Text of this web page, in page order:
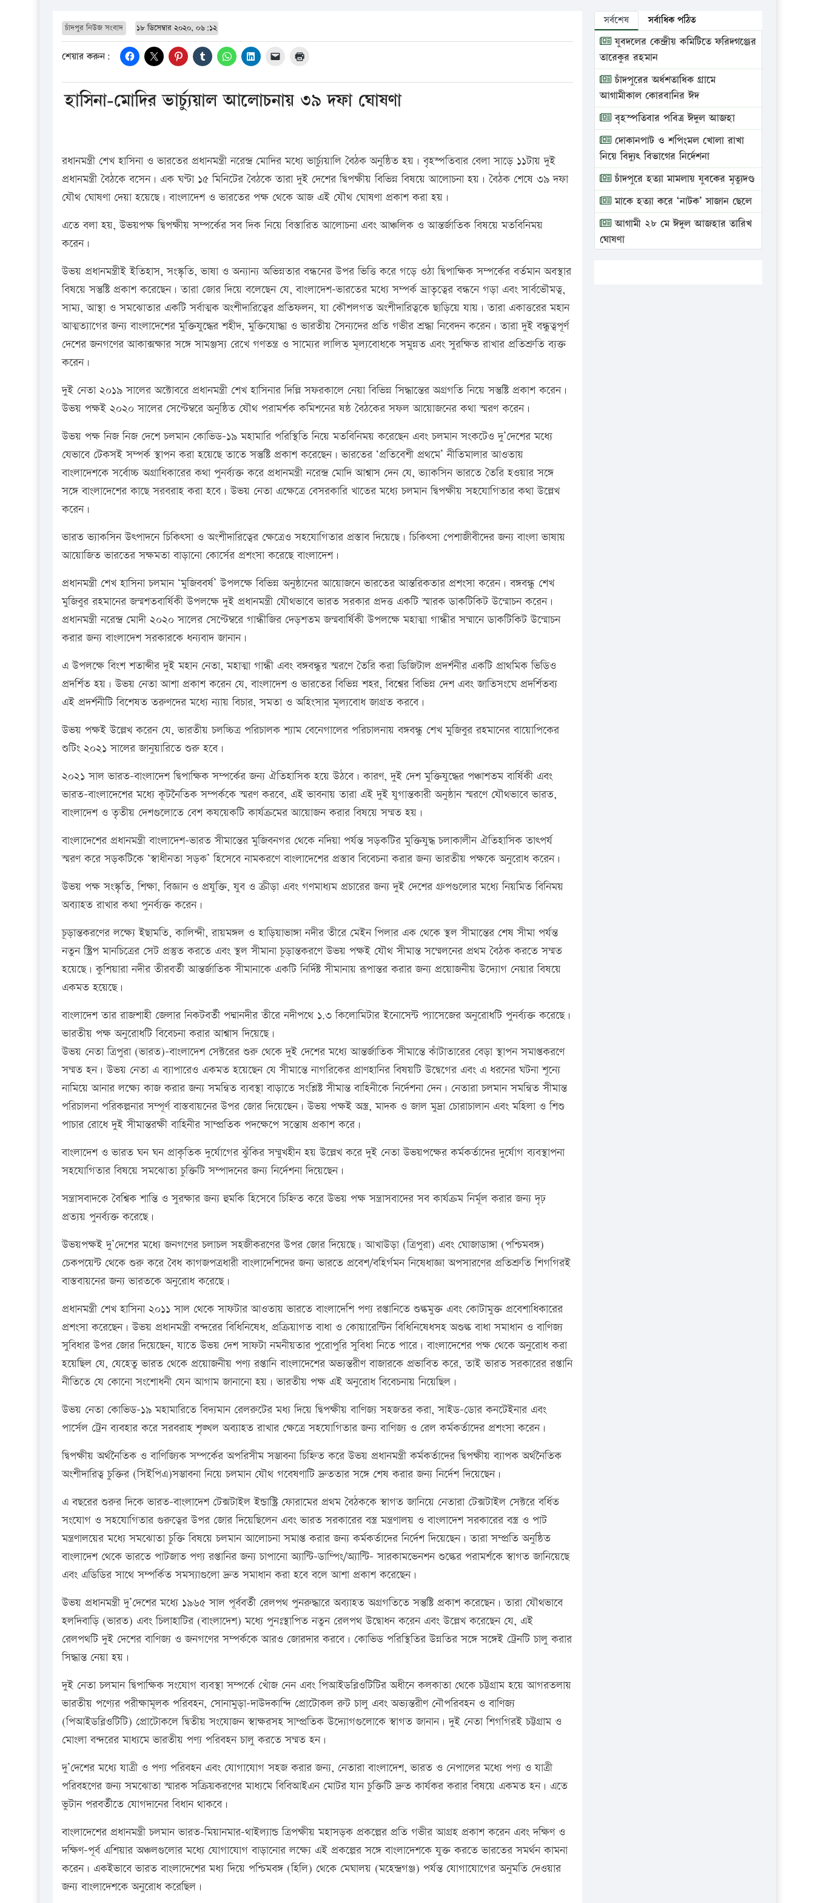
চাঁদপুর নিউজ সংবাদ ১৮ ডিসেম্বার ২০২০, ০৬:১২
শেয়ার করুন:
হাসিনা-মোদির ভার্চ্যুয়াল আলোচনায় ৩৯ দফা ঘোষণা
রধানমন্ত্রী শেখ হাসিনা ও ভারতের প্রধানমন্ত্রী নরেন্দ্র মোদির মধ্যে ভার্চ্যুয়ালি বৈঠক অনুষ্ঠিত হয়। বৃহস্পতিবার বেলা সাড়ে ১১টায় দুই
প্রধানমন্ত্রী বৈঠকে বসেন। এক ঘণ্টা ১৫ মিনিটের বৈঠকে তারা দুই দেশের দ্বিপক্ষীয় বিভিন্ন বিষয়ে আলোচনা হয়। বৈঠক শেষে ৩৯ দফা
যৌথ ঘোষণা দেয়া হয়েছে। বাংলাদেশ ও ভারতের পক্ষ থেকে আজ এই যৌথ ঘোষণা প্রকাশ করা হয়।
এতে বলা হয়, উভয়পক্ষ দ্বিপক্ষীয় সম্পর্কের সব দিক নিয়ে বিস্তারিত আলোচনা এবং আঞ্চলিক ও আন্তর্জাতিক বিষয়ে মতবিনিময়
করেন।
উভয় প্রধানমন্ত্রীই ইতিহাস, সংস্কৃতি, ভাষা ও অন্যান্য অভিন্নতার বন্ধনের উপর ভিত্তি করে গড়ে ওঠা দ্বিপাক্ষিক সম্পর্কের বর্তমান অবস্থার
বিষয়ে সন্তুষ্টি প্রকাশ করেছেন। তারা জোর দিয়ে বলেছেন যে, বাংলাদেশ-ভারতের মধ্যে সম্পর্ক ভ্রাতৃত্বের বন্ধনে গড়া এবং সার্বভৌমত্ব,
সাম্য, আস্থা ও সমঝোতার একটি সর্বাত্মক অংশীদারিত্বের প্রতিফলন, যা কৌশলগত অংশীদারিত্বকে ছাড়িয়ে যায়। তারা একাত্তরের মহান
আত্মত্যাগের জন্য বাংলাদেশের মুক্তিযুদ্ধের শহীদ, মুক্তিযোদ্ধা ও ভারতীয় সৈন্যদের প্রতি গভীর শ্রদ্ধা নিবেদন করেন। তারা দুই বন্ধুত্বপূর্ণ
দেশের জনগণের আকাক্সক্ষার সঙ্গে সামঞ্জস্য রেখে গণতন্ত্র ও সাম্যের লালিত মূল্যবোধকে সমুন্নত এবং সুরক্ষিত রাখার প্রতিশ্রুতি ব্যক্ত
করেন।
দুই নেতা ২০১৯ সালের অক্টোবরে প্রধানমন্ত্রী শেখ হাসিনার দিল্লি সফরকালে নেয়া বিভিন্ন সিদ্ধান্তের অগ্রগতি নিয়ে সন্তুষ্টি প্রকাশ করেন।
উভয় পক্ষই ২০২০ সালের সেপ্টেম্বরে অনুষ্ঠিত যৌথ পরামর্শক কমিশনের ষষ্ঠ বৈঠকের সফল আয়োজনের কথা স্মরণ করেন।
উভয় পক্ষ নিজ নিজ দেশে চলমান কোভিড-১৯ মহামারি পরিস্থিতি নিয়ে মতবিনিময় করেছেন এবং চলমান সংকটেও দু’দেশের মধ্যে
যেভাবে টেকসই সম্পর্ক স্থাপন করা হয়েছে তাতে সন্তুষ্টি প্রকাশ করেছেন। ভারতের ‘প্রতিবেশী প্রথমে’ নীতিমালার আওতায়
বাংলাদেশকে সর্বোচ্চ অগ্রাধিকারের কথা পুনর্ব্যক্ত করে প্রধানমন্ত্রী নরেন্দ্র মোদি আশ্বাস দেন যে, ভ্যাকসিন ভারতে তৈরি হওয়ার সঙ্গে
সঙ্গে বাংলাদেশের কাছে সরবরাহ করা হবে। উভয় নেতা এক্ষেত্রে বেসরকারি খাতের মধ্যে চলমান দ্বিপক্ষীয় সহযোগিতার কথা উল্লেখ
করেন।
ভারত ভ্যাকসিন উৎপাদনে চিকিৎসা ও অংশীদারিত্বের ক্ষেত্রেও সহযোগিতার প্রস্তাব দিয়েছে। চিকিৎসা পেশাজীবীদের জন্য বাংলা ভাষায়
আয়োজিত ভারতের সক্ষমতা বাড়ানো কোর্সের প্রশংসা করেছে বাংলাদেশ।
প্রধানমন্ত্রী শেখ হাসিনা চলমান ‘মুজিববর্ষ’ উপলক্ষে বিভিন্ন অনুষ্ঠানের আয়োজনে ভারতের আন্তরিকতার প্রশংসা করেন। বঙ্গবন্ধু শেখ
মুজিবুর রহমানের জন্মশতবার্ষিকী উপলক্ষে দুই প্রধানমন্ত্রী যৌথভাবে ভারত সরকার প্রদত্ত একটি স্মারক ডাকটিকিট উন্মোচন করেন।
প্রধানমন্ত্রী নরেন্দ্র মোদী ২০২০ সালের সেপ্টেম্বরে গান্ধীজির দেড়শতম জন্মবার্ষিকী উপলক্ষে মহাত্মা গান্ধীর সম্মানে ডাকটিকিট উন্মোচন
করার জন্য বাংলাদেশ সরকারকে ধন্যবাদ জানান।
এ উপলক্ষে বিংশ শতাব্দীর দুই মহান নেতা, মহাত্মা গান্ধী এবং বঙ্গবন্ধুর স্মরণে তৈরি করা ডিজিটাল প্রদর্শনীর একটি প্রাথমিক ভিডিও
প্রদর্শিত হয়। উভয় নেতা আশা প্রকাশ করেন যে, বাংলাদেশ ও ভারতের বিভিন্ন শহর, বিশ্বের বিভিন্ন দেশ এবং জাতিসংঘে প্রদর্শিতব্য
এই প্রদর্শনীটি বিশেষত তরুণদের মধ্যে ন্যায় বিচার, সমতা ও অহিংসার মূল্যবোধ জাগ্রত করবে।
উভয় পক্ষই উল্লেখ করেন যে, ভারতীয় চলচ্চিত্র পরিচালক শ্যাম বেনেগালের পরিচালনায় বঙ্গবন্ধু শেখ মুজিবুর রহমানের বায়োপিকের
শুটিং ২০২১ সালের জানুয়ারিতে শুরু হবে।
২০২১ সাল ভারত-বাংলাদেশ দ্বিপাক্ষিক সম্পর্কের জন্য ঐতিহাসিক হয়ে উঠবে। কারণ, দুই দেশ মুক্তিযুদ্ধের পঞ্চাশতম বার্ষিকী এবং
ভারত-বাংলাদেশের মধ্যে কূটনৈতিক সম্পর্ককে স্মরণ করবে, এই ভাবনায় তারা এই দুই যুগান্তকারী অনুষ্ঠান স্মরণে যৌথভাবে ভারত,
বাংলাদেশ ও তৃতীয় দেশগুলোতে বেশ কযয়েকটি কার্যক্রমের আয়োজন করার বিষয়ে সম্মত হয়।
বাংলাদেশের প্রধানমন্ত্রী বাংলাদেশ-ভারত সীমান্তের মুজিবনগর থেকে নদিয়া পর্যন্ত সড়কটির মুক্তিযুদ্ধ চলাকালীন ঐতিহাসিক তাৎপর্য
স্মরণ করে সড়কটিকে ‘স্বাধীনতা সড়ক’ হিসেবে নামকরণে বাংলাদেশের প্রস্তাব বিবেচনা করার জন্য ভারতীয় পক্ষকে অনুরোধ করেন।
উভয় পক্ষ সংস্কৃতি, শিক্ষা, বিজ্ঞান ও প্রযুক্তি, যুব ও ক্রীড়া এবং গণমাধ্যম প্রচারের জন্য দুই দেশের গ্রুপগুলোর মধ্যে নিয়মিত বিনিময়
অব্যাহত রাখার কথা পুনর্ব্যক্ত করেন।
চূড়ান্তকরণের লক্ষ্যে ইছামতি, কালিন্দী, রায়মঙ্গল ও হাড়িয়াভাঙ্গা নদীর তীরে মেইন পিলার এক থেকে স্থল সীমান্তের শেষ সীমা পর্যন্ত
নতুন স্ট্রিপ মানচিত্রের সেট প্রস্তুত করতে এবং স্থল সীমানা চূড়ান্তকরণে উভয় পক্ষই যৌথ সীমান্ত সম্মেলনের প্রথম বৈঠক করতে সম্মত
হয়েছে। কুশিয়ারা নদীর তীরবর্তী আন্তর্জাতিক সীমানাকে একটি নির্দিষ্ট সীমানায় রূপান্তর করার জন্য প্রয়োজনীয় উদ্যোগ নেয়ার বিষয়ে
একমত হয়েছে।
বাংলাদেশ তার রাজশাহী জেলার নিকটবর্তী পদ্মানদীর তীরে নদীপথে ১.৩ কিলোমিটার ইনোসেন্ট প্যাসেজের অনুরোধটি পুনর্ব্যক্ত করেছে।
ভারতীয় পক্ষ অনুরোধটি বিবেচনা করার আশ্বাস দিয়েছে।
উভয় নেতা ত্রিপুরা (ভারত)-বাংলাদেশ সেক্টরের শুরু থেকে দুই দেশের মধ্যে আন্তর্জাতিক সীমান্তে কাঁটাতারের বেড়া স্থাপন সমাপ্তকরণে
সম্মত হন। উভয় নেতা এ ব্যাপারেও একমত হয়েছেন যে সীমান্তে নাগরিকের প্রাণহানির বিষয়টি উদ্বেগের এবং এ ধরনের ঘটনা শূন্যে
নামিয়ে আনার লক্ষ্যে কাজ করার জন্য সমন্বিত ব্যবস্থা বাড়াতে সংশ্লিষ্ট সীমান্ত বাহিনীকে নির্দেশনা দেন। নেতারা চলমান সমন্বিত সীমান্ত
পরিচালনা পরিকল্পনার সম্পূর্ণ বাস্তবায়নের উপর জোর দিয়েছেন। উভয় পক্ষই অস্ত্র, মাদক ও জাল মুদ্রা চোরাচালান এবং মহিলা ও শিশু
পাচার রোধে দুই সীমান্তরক্ষী বাহিনীর সাম্প্রতিক পদক্ষেপে সন্তোষ প্রকাশ করে।
বাংলাদেশ ও ভারত ঘন ঘন প্রাকৃতিক দুর্যোগের ঝুঁকির সম্মুখহীন হয় উল্লেখ করে দুই নেতা উভয়পক্ষের কর্মকর্তাদের দুর্যোগ ব্যবস্থাপনা
সহযোগিতার বিষয়ে সমঝোতা চুক্তিটি সম্পাদনের জন্য নির্দেশনা দিয়েছেন।
সন্ত্রাসবাদকে বৈশ্বিক শান্তি ও সুরক্ষার জন্য হুমকি হিসেবে চিহ্নিত করে উভয় পক্ষ সন্ত্রাসবাদের সব কার্যক্রম নির্মূল করার জন্য দৃঢ়
প্রত্যয় পুনর্ব্যক্ত করেছে।
উভয়পক্ষই দু’দেশের মধ্যে জনগণের চলাচল সহজীকরণের উপর জোর দিয়েছে। আখাউড়া (ত্রিপুরা) এবং ঘোজাডাঙ্গা (পশ্চিমবঙ্গ)
চেকপয়েন্ট থেকে শুরু করে বৈধ কাগজপত্রধারী বাংলাদেশিদের জন্য ভারতে প্রবেশ/বহির্গমন নিষেধাজ্ঞা অপসারণের প্রতিশ্রুতি শিগগিরই
বাস্তবায়নের জন্য ভারতকে অনুরোধ করেছে।
প্রধানমন্ত্রী শেখ হাসিনা ২০১১ সাল থেকে সাফটার আওতায় ভারতে বাংলাদেশি পণ্য রপ্তানিতে শুল্কমুক্ত এবং কোটামুক্ত প্রবেশাধিকারের
প্রশংসা করেছেন। উভয় প্রধানমন্ত্রী বন্দরের বিধিনিষেধ, প্রক্রিয়াগত বাধা ও কোয়ারেন্টিন বিধিনিষেধসহ অশুল্ক বাধা সমাধান ও বাণিজ্য
সুবিধার উপর জোর দিয়েছেন, যাতে উভয় দেশ সাফটা নমনীয়তার পুরোপুরি সুবিধা নিতে পারে। বাংলাদেশের পক্ষ থেকে অনুরোধ করা
হয়েছিল যে, যেহেতু ভারত থেকে প্রয়োজনীয় পণ্য রপ্তানি বাংলাদেশের অভ্যন্তরীণ বাজারকে প্রভাবিত করে, তাই ভারত সরকারের রপ্তানি
নীতিতে যে কোনো সংশোধনী যেন আগাম জানানো হয়। ভারতীয় পক্ষ এই অনুরোধ বিবেচনায় নিয়েছিল।
উভয় নেতা কোভিড-১৯ মহামারিতে বিদ্যমান রেলরুটের মধ্য দিয়ে দ্বিপক্ষীয় বাণিজ্য সহজতর করা, সাইড-ডোর কনটেইনার এবং
পার্সেল ট্রেন ব্যবহার করে সরবরাহ শৃঙ্খল অব্যাহত রাখার ক্ষেত্রে সহযোগিতার জন্য বাণিজ্য ও রেল কর্মকর্তাদের প্রশংসা করেন।
দ্বিপক্ষীয় অর্থনৈতিক ও বাণিজ্যিক সম্পর্কের অপরিসীম সম্ভাবনা চিহ্নিত করে উভয় প্রধানমন্ত্রী কর্মকর্তাদের দ্বিপক্ষীয় ব্যাপক অর্থনৈতিক
অংশীদারিত্ব চুক্তির (সিইপিএ)সম্ভাবনা নিয়ে চলমান যৌথ গবেষণাটি দ্রুততার সঙ্গে শেষ করার জন্য নির্দেশ দিয়েছেন।
এ বছরের শুরুর দিকে ভারত-বাংলাদেশ টেক্সটাইল ইন্ডাস্ট্রি ফোরামের প্রথম বৈঠককে স্বাগত জানিয়ে নেতারা টেক্সটাইল সেক্টরে বর্ধিত
সংযোগ ও সহযোগিতার গুরুত্বের উপর জোর দিয়েছিলেন এবং ভারত সরকারের বস্ত্র মন্ত্রণালয় ও বাংলাদেশ সরকারের বস্ত্র ও পাট
মন্ত্রণালয়ের মধ্যে সমঝোতা চুক্তি বিষয়ে চলমান আলোচনা সমাপ্ত করার জন্য কর্মকর্তাদের নির্দেশ দিয়েছেন। তারা সম্প্রতি অনুষ্ঠিত
বাংলাদেশ থেকে ভারতে পাটজাত পণ্য রপ্তানির জন্য চাপানো অ্যান্টি-ডাম্পিং/অ্যান্টি- সারকামভেনশন শুল্কের পরামর্শকে স্বাগত জানিয়েছে
এবং এডিডির সাথে সম্পর্কিত সমস্যাগুলো দ্রুত সমাধান করা হবে বলে আশা প্রকাশ করেছেন।
উভয় প্রধানমন্ত্রী দু’দেশের মধ্যে ১৯৬৫ সাল পূর্ববর্তী রেলপথ পুনরুদ্ধারে অব্যাহত অগ্রগতিতে সন্তুষ্টি প্রকাশ করেছেন। তারা যৌথভাবে
হলদিবাড়ি (ভারত) এবং চিলাহাটির (বাংলাদেশ) মধ্যে পুনঃস্থাপিত নতুন রেলপথ উদ্বোধন করেন এবং উল্লেখ করেছেন যে, এই
রেলপথটি দুই দেশের বাণিজ্য ও জনগণের সম্পর্ককে আরও জোরদার করবে। কোভিড পরিস্থিতির উন্নতির সঙ্গে সঙ্গেই ট্রেনটি চালু করার
সিদ্ধান্ত নেয়া হয়।
দুই নেতা চলমান দ্বিপাক্ষিক সংযোগ ব্যবস্থা সম্পর্কে খোঁজ নেন এবং পিআইডব্লিওটিটির অধীনে কলকাতা থেকে চট্টগ্রাম হয়ে আগরতলায়
ভারতীয় পণ্যের পরীক্ষামূলক পরিবহন, সোনামুড়া-দাউদকান্দি প্রোটোকল রুট চালু এবং অভ্যন্তরীণ নৌপরিবহন ও বাণিজ্য
(পিআইডব্লিওটিটি) প্রোটোকলে দ্বিতীয় সংযোজন স্বাক্ষরসহ সাম্প্রতিক উদ্যোগগুলোকে স্বাগত জানান। দুই নেতা শিগগিরই চট্টগ্রাম ও
মোংলা বন্দরের মাধ্যমে ভারতীয় পণ্য পরিবহন চালু করতে সম্মত হন।
দু’দেশের মধ্যে যাত্রী ও পণ্য পরিবহন এবং যোগাযোগ সহজ করার জন্য, নেতারা বাংলাদেশ, ভারত ও নেপালের মধ্যে পণ্য ও যাত্রী
পরিবহণের জন্য সমঝোতা স্মারক সক্রিয়করণের মাধ্যমে বিবিআইএন মোটর যান চুক্তিটি দ্রুত কার্যকর করার বিষয়ে একমত হন। এতে
ভুটান পরবর্তীতে যোগদানের বিধান থাকবে।
বাংলাদেশের প্রধানমন্ত্রী চলমান ভারত-মিয়ানমার-থাইল্যান্ড ত্রিপক্ষীয় মহাসড়ক প্রকল্পের প্রতি গভীর আগ্রহ প্রকাশ করেন এবং দক্ষিণ ও
দক্ষিণ-পূর্ব এশিয়ার অঞ্চলগুলোর মধ্যে যোগাযোগ বাড়ানোর লক্ষ্যে এই প্রকল্পের সঙ্গে বাংলাদেশকে যুক্ত করতে ভারতের সমর্থন কামনা
করেন। একইভাবে ভারত বাংলাদেশের মধ্য দিয়ে পশ্চিমবঙ্গ (হিলি) থেকে মেঘালয় (মহেন্দ্রগঞ্জ) পর্যন্ত যোগাযোগের অনুমতি দেওয়ার
জন্য বাংলাদেশকে অনুরোধ করেছিল।
সর্বশেষ সর্বাধিক পঠিত
যুবদলের কেন্দ্রীয় কমিটিতে ফরিদগঞ্জের
তারেকুর রহমান
চাঁদপুরের অর্ধশতাধিক গ্রামে
আগামীকাল কোরবানির ঈদ
বৃহস্পতিবার পবিত্র ঈদুল আজহা
দোকানপাট ও শপিংমল খোলা রাখা
নিয়ে বিদ্যুৎ বিভাগের নির্দেশনা
চাঁদপুরে হত্যা মামলায় যুবকের মৃত্যুদণ্ড
মাকে হত্যা করে ‘নাটক’ সাজান ছেলে
আগামী ২৮ মে ঈদুল আজহার তারিখ
ঘোষণা